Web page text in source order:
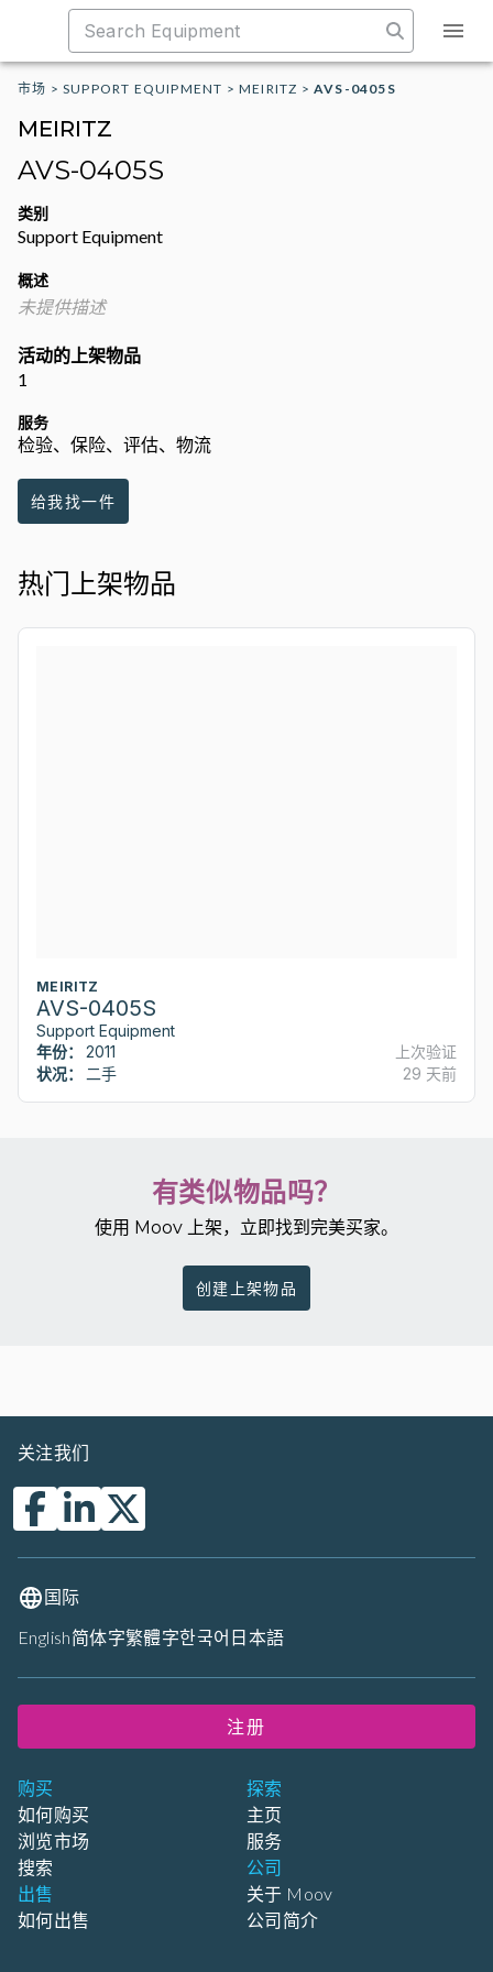
市场 >SUPPORT EQUIPMENT >MEIRITZ >AVS-0405S
MEIRITZ
AVS-0405S
类别
Support Equipment
概述
未提供描述
活动的上架物品
1
服务
检验、保险、评估、物流
给我找一件
热门上架物品
MEIRITZ
AVS-0405S
Support Equipment
年份：
2011
状况：
二手
上次验证
29 天前
有类似物品吗？
使用 Moov 上架，立即找到完美买家。
创建上架物品
购买
如何购买
浏览市场
搜索
出售
如何出售
探索
主页
服务
公司
关于 Moov
公司简介
关注我们
国际
English简体字繁體字한국어 日本語
注册